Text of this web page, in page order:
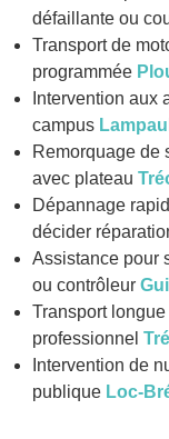
défaillante ou
Transport de
programmée
Intervention aux
campus
Remorquage de
avec plateau
Dépannage
décider
Assistance pour
ou contrôleur
Transport
professionnel
Intervention de
publique Loc-